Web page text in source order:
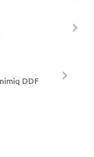
DDF